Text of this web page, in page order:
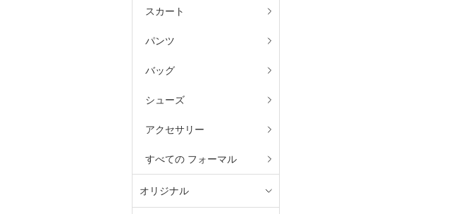
スカート
パンツ
バッグ
シューズ
アクセサリー
すべての フォーマル
オリジナル